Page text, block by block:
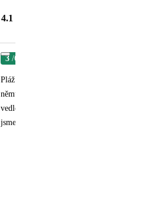
4.1
3 /6
Pláž je velmi úzká pro tak velké množství lidí
němu jsou vždy 4 lehátka. Pokud jste jen 2
vedle druhého. Bohužel fotky neodpovídají
jsme na snídaně a obědy chodili brzy po